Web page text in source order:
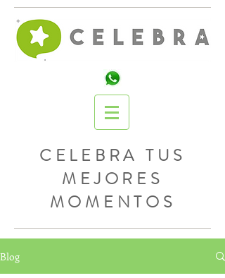
CELEBRA TUS
MEJORES
MOMENTOS
Blog